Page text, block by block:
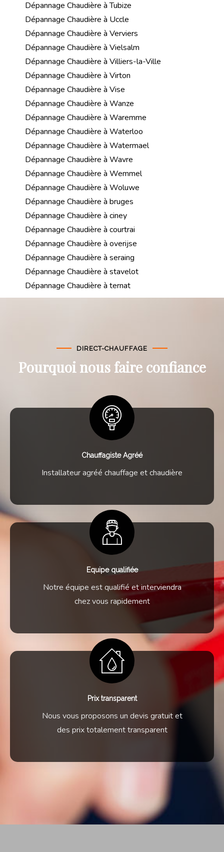
Dépannage Chaudière à Tubize
Dépannage Chaudière à Uccle
Dépannage Chaudière à Verviers
Dépannage Chaudière à Vielsalm
Dépannage Chaudière à Villiers-la-Ville
Dépannage Chaudière à Virton
Dépannage Chaudière à Vise
Dépannage Chaudière à Wanze
Dépannage Chaudière à Waremme
Dépannage Chaudière à Waterloo
Dépannage Chaudière à Watermael
Dépannage Chaudière à Wavre
Dépannage Chaudière à Wemmel
Dépannage Chaudière à Woluwe
Dépannage Chaudière à bruges
Dépannage Chaudière à ciney
Dépannage Chaudière à courtrai
Dépannage Chaudière à overijse
Dépannage Chaudière à seraing
Dépannage Chaudière à stavelot
Dépannage Chaudière à ternat
DIRECT-CHAUFFAGE
Pourquoi nous faire confiance
Chauffagiste Agréé
Installateur agréé chauffage et chaudière
Equipe qualifiée
Notre équipe est qualifié et interviendra
chez vous rapidement
Prix transparent
Nous vous proposons un devis gratuit et
des prix totalement transparent